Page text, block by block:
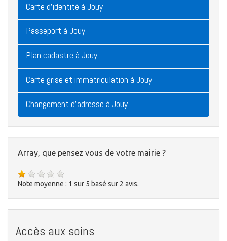
Carte d'identité à Jouy
Passeport à Jouy
Plan cadastre à Jouy
Carte grise et immatriculation à Jouy
Changement d'adresse à Jouy
Array, que pensez vous de votre mairie ?
Note moyenne : 1 sur 5 basé sur 2 avis.
Accès aux soins